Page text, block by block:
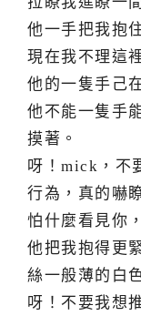
他一手把我抱
現在我不理這
他的一隻手己
他不能一隻手
摸著。
呀！mick，不
行為，真的嚇
怕什麼看見你
他把我抱得更
絲一般薄的白
呀！不要我想